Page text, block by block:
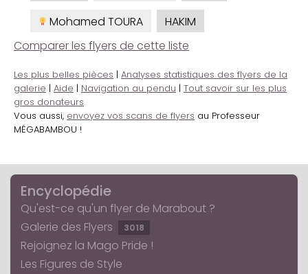
Mohamed TOURA
HAKIM
Comparer les flyers de cette liste
Les plus belles pièces | Analyses statistiques des flyers de la
galerie | Aide | Navigation au pendu | Tout savoir sur les plus
gros donateurs
Vous aussi, envoyez vos scans de flyers au Professeur
MÉGABAMBOU !
Encyclopédie
Qu'est-ce qu'un flyer de Marabout ?
Galerie des Flyers
3018
Rejoignez la Mago Pride !
Les Figures de Style